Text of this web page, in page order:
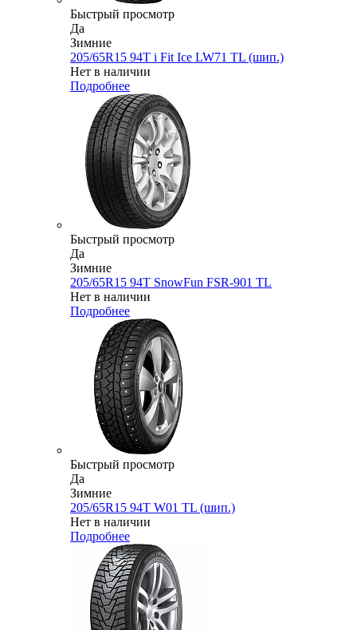
Быстрый просмотр
Да
Зимние
205/65R15 94T i Fit Ice LW71 TL (шип.)
Нет в наличии
Подробнее
Быстрый просмотр
Да
Зимние
205/65R15 94T SnowFun FSR-901 TL
Нет в наличии
Подробнее
Быстрый просмотр
Да
Зимние
205/65R15 94T W01 TL (шип.)
Нет в наличии
Подробнее